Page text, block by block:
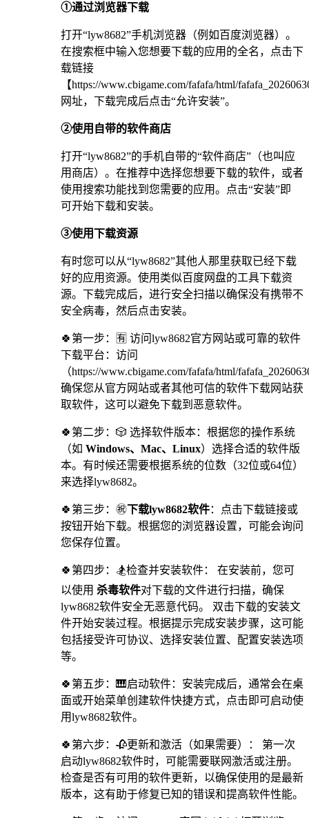
①通过浏览器下载
打开“lyw8682”手机浏览器（例如百度浏览器）。
在搜索框中输入您想要下载的应用的全名，点击下
载链接
【https://www.cbigame.com/fafafa/html/
网址，下载完成后点击“允许安装”。
②使用自带的软件商店
打开“lyw8682”的手机自带的“软件商店”（也叫应
用商店）。在推荐中选择您想要下载的软件，或者
使用搜索功能找到您需要的应用。点击“安装”即
可开始下载和安装。
③使用下载资源
有时您可以从“lyw8682”其他人那里获取已经下载
好的应用资源。使用类似百度网盘的工具下载资
源。下载完成后，进行安全扫描以确保没有携带不
安全病毒，然后点击安装。
🍀第一步：🈶 访问lyw8682官方网站或可靠的软件
下载平台：访问
（https://www.cbigame.com/fafafa/html/
确保您从官方网站或者其他可信的软件下载网站获
取软件，这可以避免下载到恶意软件。
🍀第二步：🎲 选择软件版本：根据您的操作系统
（如 Windows、Mac、Linux）选择合适的软件版
本。有时候还需要根据系统的位数（32位或64位）
来选择lyw8682。
🍀第三步：㊗下载lyw8682软件：点击下载链接或
按钮开始下载。根据您的浏览器设置，可能会询问
您保存位置。
🍀第四步：🏂检查并安装软件： 在安装前，您可
以使用 杀毒软件对下载的文件进行扫描，确保
lyw8682软件安全无恶意代码。 双击下载的安装文
件开始安装过程。根据提示完成安装步骤，这可能
包括接受许可协议、选择安装位置、配置安装选项
等。
🍀第五步：🎹启动软件：安装完成后，通常会在桌
面或开始菜单创建软件快捷方式，点击即可启动使
用lyw8682软件。
🍀第六步：🥀更新和激活（如果需要）： 第一次
启动lyw8682软件时，可能需要联网激活或注册。
检查是否有可用的软件更新，以确保使用的是最新
版本，这有助于修复已知的错误和提高软件性能。